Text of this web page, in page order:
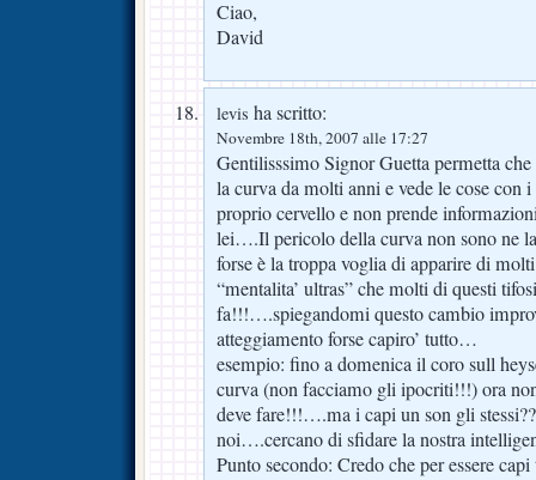
Ciao,
David
levis ha scritto:
Novembre 18th, 2007 alle 17:27
Gentilisssimo Signor Guetta permetta
la curva da molti anni e vede le cose con
proprio cervello e non prende
lei….Il pericolo della curva non sono ne
forse è la troppa voglia di apparire di
“mentalita’ ultras” che molti di questi
fa!!!….spiegandomi questo cambio
atteggiamento forse capiro’ tutto…
esempio: fino a domenica il coro sull
curva (non facciamo gli ipocriti!!!) ora
deve fare!!!….ma i capi un son gli
noi….cercano di sfidare la nostra
Punto secondo: Credo che per essere